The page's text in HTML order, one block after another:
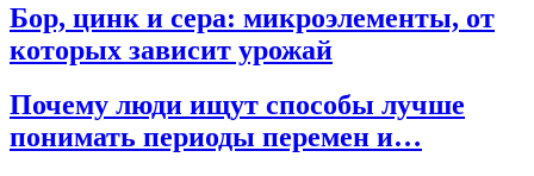
Бор, цинк и сера: микроэлементы, от
которых зависит урожай
Почему люди ищут способы лучше
понимать периоды перемен и…